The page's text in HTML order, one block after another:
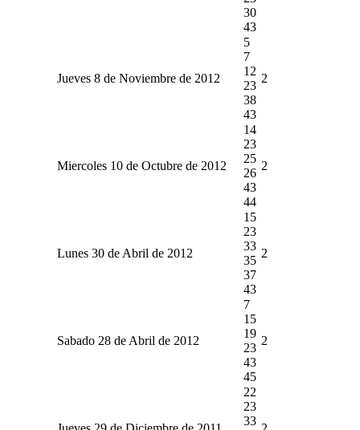
30
43
Jueves 8 de Noviembre de 2012
5
7
12
23
38
43
2
Miercoles 10 de Octubre de 2012
14
23
25
26
43
44
2
Lunes 30 de Abril de 2012
15
23
33
35
37
43
2
Sabado 28 de Abril de 2012
7
15
19
23
43
45
2
22
23
33